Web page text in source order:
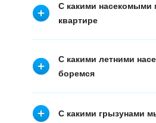
С какими насекомыми
квартире
С какими летними
боремся
С какими грызунами